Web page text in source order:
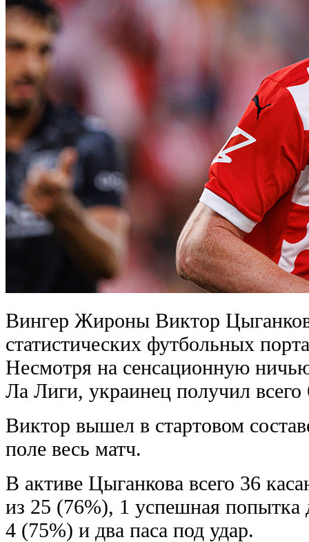
Вингер Жироны Виктор
статистических футбольных
Несмотря на сенсационную
Ла Лиги, украинец получил всего
Виктор вышел в стартовом
поле весь матч.
В активе Цыганкова всего 36
из 25 (76%), 1 успешная попытка
4 (75%) и два паса под удар.